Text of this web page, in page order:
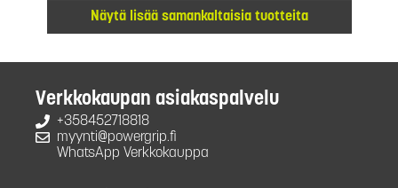
Näytä lisää samankaltaisia tuotteita
Verkkokaupan asiakaspalvelu
+358452718818
myynti@powergrip.fi
WhatsApp Verkkokauppa